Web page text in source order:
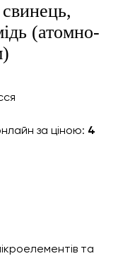
(атомно-
за ціною: 4
та